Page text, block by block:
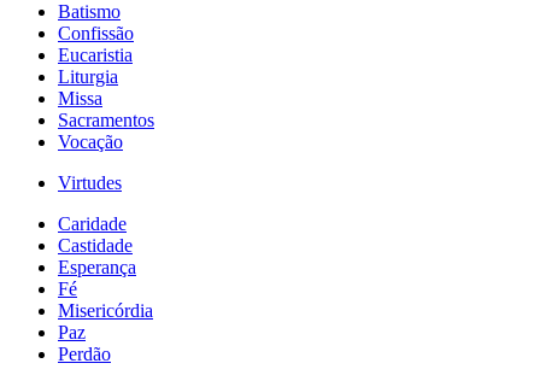
Batismo
Confissão
Eucaristia
Liturgia
Missa
Sacramentos
Vocação
Virtudes
Caridade
Castidade
Esperança
Fé
Misericórdia
Paz
Perdão